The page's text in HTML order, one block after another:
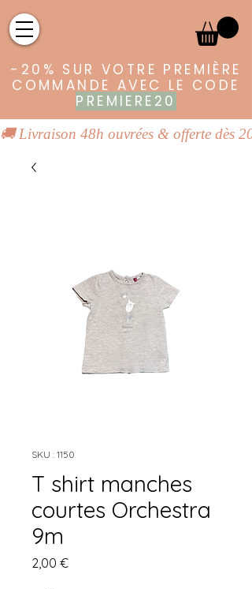
-20% SUR VOTRE PREMIÈRE
COMMANDE AVEC LE CODE
PREMIERE20
🚚 Livraison 48h ouvrées & offerte dès
SKU : 1150
T shirt manches
courtes Orchestra
9m
2,00 €Prix